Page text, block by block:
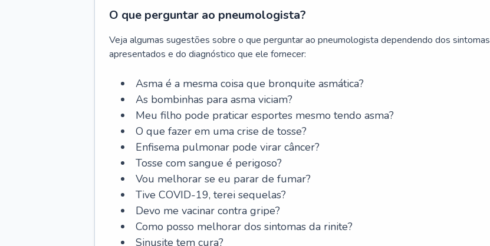
O que perguntar ao pneumologista?
Veja algumas sugestões sobre o que perguntar ao pneumologista dependendo dos sintomas
apresentados e do diagnóstico que ele fornecer:
Asma é a mesma coisa que bronquite asmática?
As bombinhas para asma viciam?
Meu filho pode praticar esportes mesmo tendo asma?
O que fazer em uma crise de tosse?
Enfisema pulmonar pode virar câncer?
Tosse com sangue é perigoso?
Vou melhorar se eu parar de fumar?
Tive COVID-19, terei sequelas?
Devo me vacinar contra gripe?
Como posso melhorar dos sintomas da rinite?
Sinusite tem cura?